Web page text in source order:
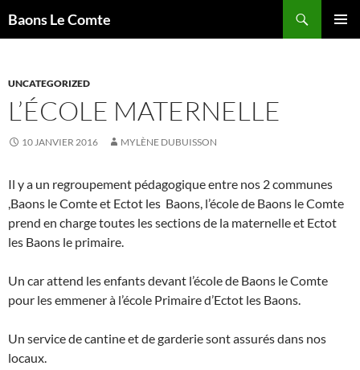
auBaons Le Comte
UNCATEGORIZED
L’ÉCOLE MATERNELLE
10 JANVIER 2016 MYLÈNE DUBUISSON
Il y a un regroupement pédagogique entre nos 2 communes
,Baons le Comte et Ectot les Baons, l’école de Baons le Comte
prend en charge toutes les sections de la maternelle et Ectot
les Baons le primaire.
Un car attend les enfants devant l’école de Baons le Comte
pour les emmener à l’école Primaire d’Ectot les Baons.
Un service de cantine et de garderie sont assurés dans nos
locaux.